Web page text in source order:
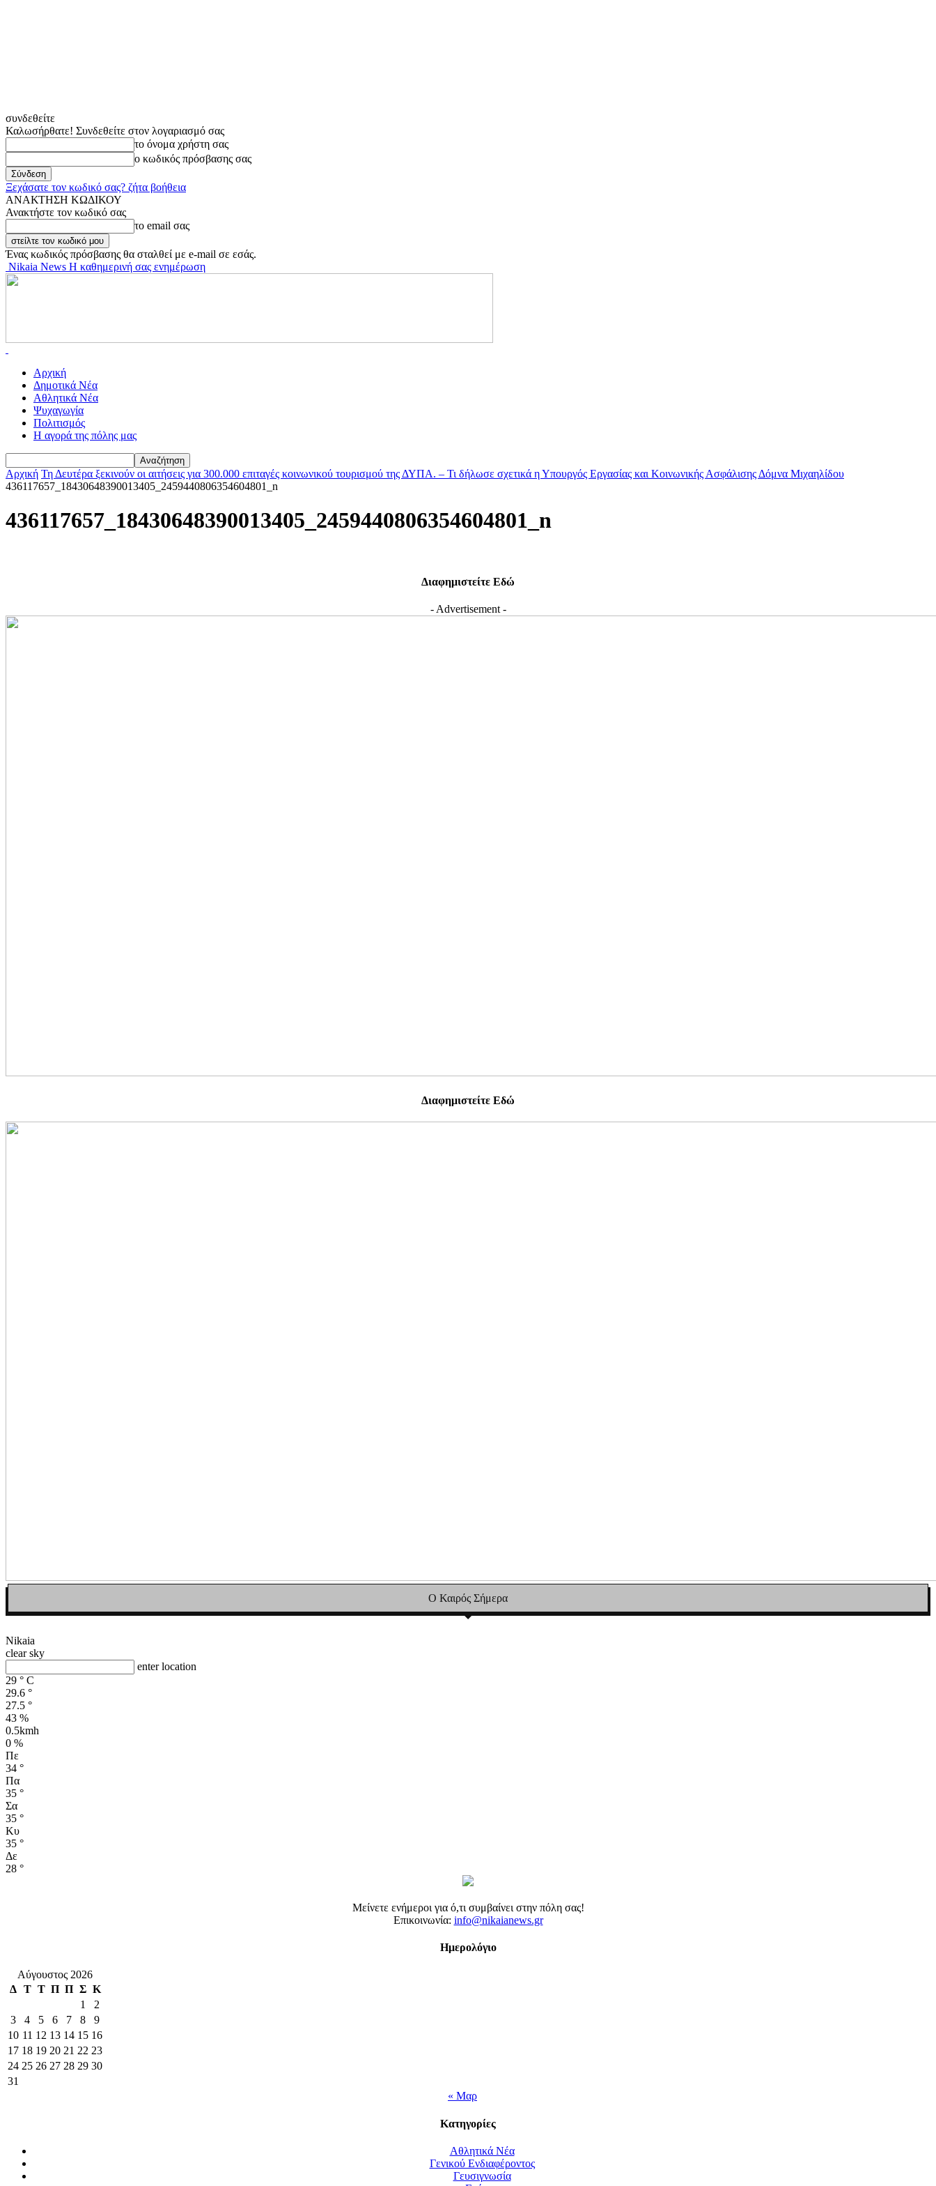
συνδεθείτε
Καλωσήρθατε! Συνδεθείτε στον λογαριασμό σας
το όνομα χρήστη σας
ο κωδικός πρόσβασης σας
Ξεχάσατε τον κωδικό σας? ζήτα βοήθεια
ΑΝΑΚΤΗΣΗ ΚΩΔΙΚΟΥ
Ανακτήστε τον κωδικό σας
το email σας
Ένας κωδικός πρόσβασης θα σταλθεί με e-mail σε εσάς.
Nikaia News Η καθημερινή σας ενημέρωση
Αρχική
Δημοτικά Νέα
Αθλητικά Νέα
Ψυχαγωγία
Πολιτισμός
Η αγορά της πόλης μας
Αρχική Τη Δευτέρα ξεκινούν οι αιτήσεις για 300.000 επιταγές κοινωνικού τουρισμού της ΔΥΠΑ. – Τι δήλωσε σχετικά η Υπουργός Εργασίας και Κοινωνικής Ασφάλισης Δόμνα Μιχαηλίδου
436117657_18430648390013405_2459440806354604801_n
436117657_18430648390013405_2459440806354604801_n
Διαφημιστείτε Εδώ
- Advertisement -
Διαφημιστείτε Εδώ
Ο Καιρός Σήμερα
Nikaia
clear sky
enter location
29 ° C
29.6 °
27.5 °
43 %
0.5kmh
0 %
Πε
34 °
Πα
35 °
Σα
35 °
Κυ
35 °
Δε
28 °
Μείνετε ενήμεροι για ό,τι συμβαίνει στην πόλη σας!
Επικοινωνία: info@nikaianews.gr
Ημερολόγιο
Αύγουστος 2026
Δ Τ Τ Π Π Σ Κ
1
2
3
4 5 6 7 8
9
10 11 12 13 14 15 16
17 18 19 20 21 22 23
24 25 26 27 28 29 30
31
« Μαρ
Κατηγορίες
Αθλητικά Νέα
Γενικού Ενδιαφέροντος
Γευσιγνωσία